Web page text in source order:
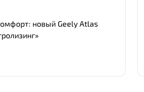
новый Geely Atlas